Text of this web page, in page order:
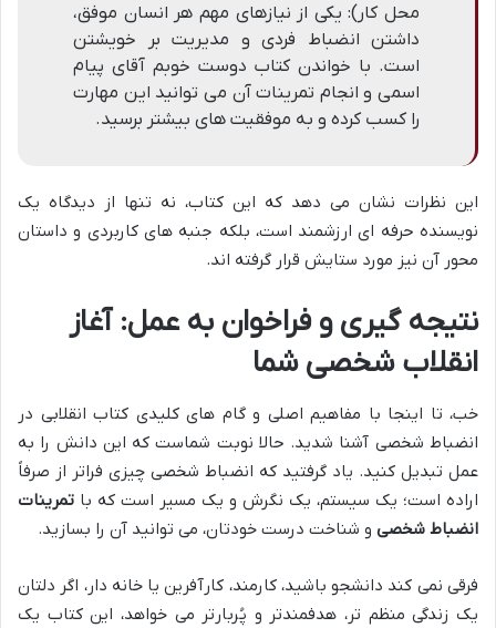
محل کار): یکی از نیازهای مهم هر انسان موفق،
داشتن انضباط فردی و مدیریت بر خویشتن
است. با خواندن کتاب دوست خوبم آقای پیام
اسمی و انجام تمرینات آن می توانید این مهارت
را کسب کرده و به موفقیت های بیشتر برسید.
این نظرات نشان می دهد که این کتاب، نه تنها از دیدگاه یک
نویسنده حرفه ای ارزشمند است، بلکه جنبه های کاربردی و داستان
محور آن نیز مورد ستایش قرار گرفته اند.
نتیجه گیری و فراخوان به عمل: آغاز
انقلاب شخصی شما
خب، تا اینجا با مفاهیم اصلی و گام های کلیدی کتاب انقلابی در
انضباط شخصی آشنا شدید. حالا نوبت شماست که این دانش را به
عمل تبدیل کنید. یاد گرفتید که انضباط شخصی چیزی فراتر از صرفاً
اراده است؛ یک سیستم، یک نگرش و یک مسیر است که با تمرینات
انضباط شخصی و شناخت درست خودتان، می توانید آن را بسازید.
فرقی نمی کند دانشجو باشید، کارمند، کارآفرین یا خانه دار، اگر دلتان
یک زندگی منظم تر، هدفمندتر و پُربارتر می خواهد، این کتاب یک